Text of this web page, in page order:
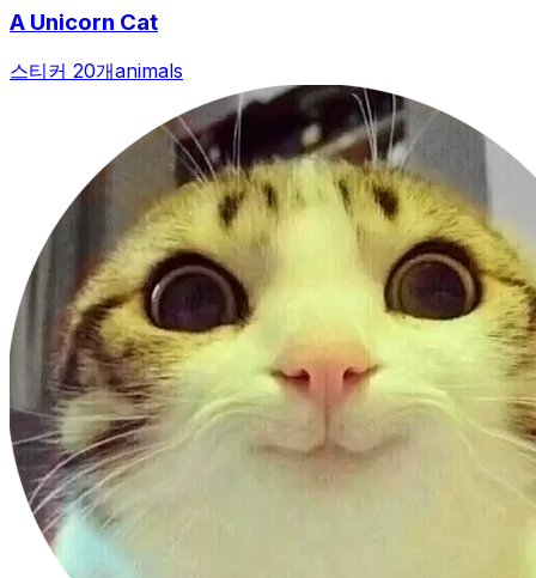
A Unicorn Cat
스티커 20개animals